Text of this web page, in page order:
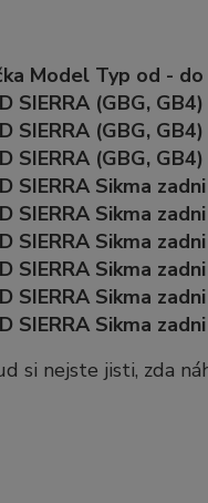
Model Typ od -
SIERRA (GBG,
SIERRA (GBG,
SIERRA (GBG,
SIERRA Sikma
SIERRA Sikma
SIERRA Sikma
SIERRA Sikma
SIERRA Sikma
SIERRA Sikma
si nejste jisti, zda